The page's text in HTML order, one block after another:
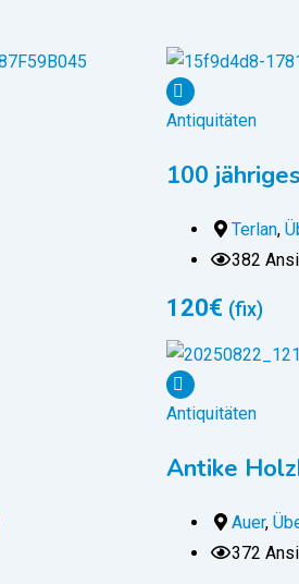
Antiquitäten
100
Terlan,
382
120€ (fix)
Antiquitäten
Antike
Auer,
372